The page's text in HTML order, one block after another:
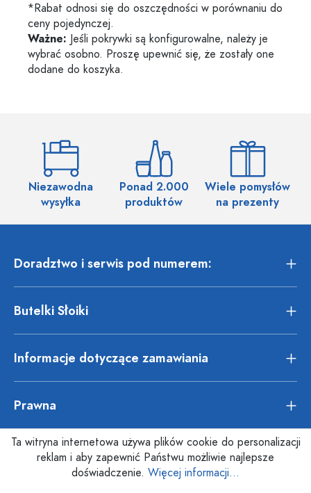
*Rabat odnosi się do oszczędności w porównaniu do
ceny pojedynczej.
Ważne: Jeśli pokrywki są konfigurowalne, należy je
wybrać osobno. Proszę upewnić się, że zostały one
dodane do koszyka.
Niezawodna
wysyłka
Ponad 2.000
produktów
Wiele pomysłów
na prezenty
Doradztwo i serwis pod numerem:
Butelki Słoiki
Informacje dotyczące zamawiania
Prawna
Ta witryna internetowa używa plików cookie do personalizacji
reklam i aby zapewnić Państwu możliwie najlepsze
doświadczenie. Więcej informacji...